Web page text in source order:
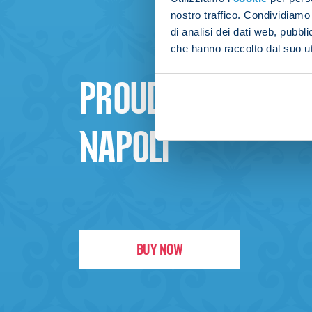
nostro traffico.
di analisi dei dati web,
che hanno raccolto dal suo
PROUD TO BE
NAPOLI
BUY NOW